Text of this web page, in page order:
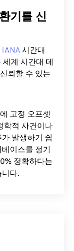
기를 신
IANA 시간대
계 시간대 데
뢰할 수 있는
고정 오프셋
학적 사건이나
발생하기 쉽
이스를 정기
정확하다는
다.